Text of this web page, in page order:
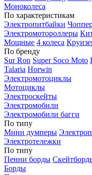
Моноколеса
По характеристикам
Электропитбайки
Электромотороллеры
Мощные 4 колеса
По бренду
Sur Ron Super Soco Moto
Talaria Horwin
Электромотоциклы
Мотоциклы
Электроскейты
Электромобили
Электромобили багги
По типу
Мини думперы
Электротележки
По типу
Пенни борды
Борды